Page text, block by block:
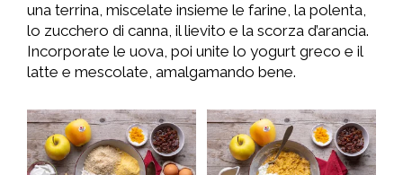
una terrina, miscelate insieme le farine, la polenta,
lo zucchero di canna, il lievito e la scorza d’arancia.
Incorporate le uova, poi unite lo yogurt greco e il
latte e mescolate, amalgamando bene.